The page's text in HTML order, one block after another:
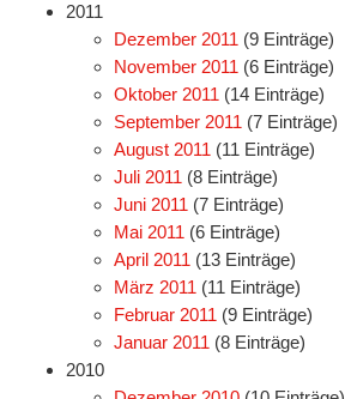
2011
Dezember 2011 (9 Einträge)
November 2011 (6 Einträge)
Oktober 2011 (14 Einträge)
September 2011 (7 Einträge)
August 2011 (11 Einträge)
Juli 2011 (8 Einträge)
Juni 2011 (7 Einträge)
Mai 2011 (6 Einträge)
April 2011 (13 Einträge)
März 2011 (11 Einträge)
Februar 2011 (9 Einträge)
Januar 2011 (8 Einträge)
2010